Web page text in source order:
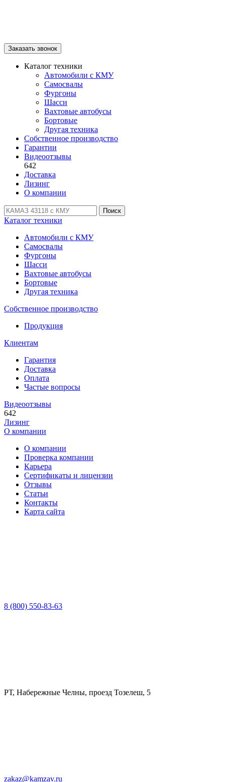
Заказать звонок
Каталог техники
Автомобили с КМУ
Самосвалы
Фургоны
Шасси
Вахтовые автобусы
Бортовые
Другая техника
Собственное производство
Гарантии
Видеоотзывы
642
Доставка
Лизинг
О компании
Поиск
Каталог техники
Автомобили с КМУ
Самосвалы
Фургоны
Шасси
Вахтовые автобусы
Бортовые
Другая техника
Собственное производство
Продукция
Клиентам
Гарантия
Доставка
Оплата
Частые вопросы
Видеоотзывы
642
Лизинг
О компании
О компании
Проверка компании
Карьера
Сертификаты и лицензии
Отзывы
Статьи
Контакты
Карта сайта
8 (800) 550-83-63
РТ, Набережные Челны, проезд Тозелеш, 5
zakaz@kamzav.ru